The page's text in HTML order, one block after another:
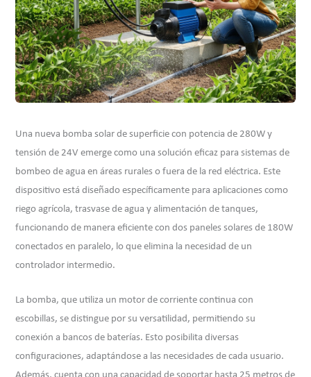
Una nueva bomba solar de superficie con potencia de 280W y
tensión de 24V emerge como una solución eficaz para sistemas de
bombeo de agua en áreas rurales o fuera de la red eléctrica. Este
dispositivo está diseñado específicamente para aplicaciones como
riego agrícola, trasvase de agua y alimentación de tanques,
funcionando de manera eficiente con dos paneles solares de 180W
conectados en paralelo, lo que elimina la necesidad de un
controlador intermedio.
La bomba, que utiliza un motor de corriente continua con
escobillas, se distingue por su versatilidad, permitiendo su
conexión a bancos de baterías. Esto posibilita diversas
configuraciones, adaptándose a las necesidades de cada usuario.